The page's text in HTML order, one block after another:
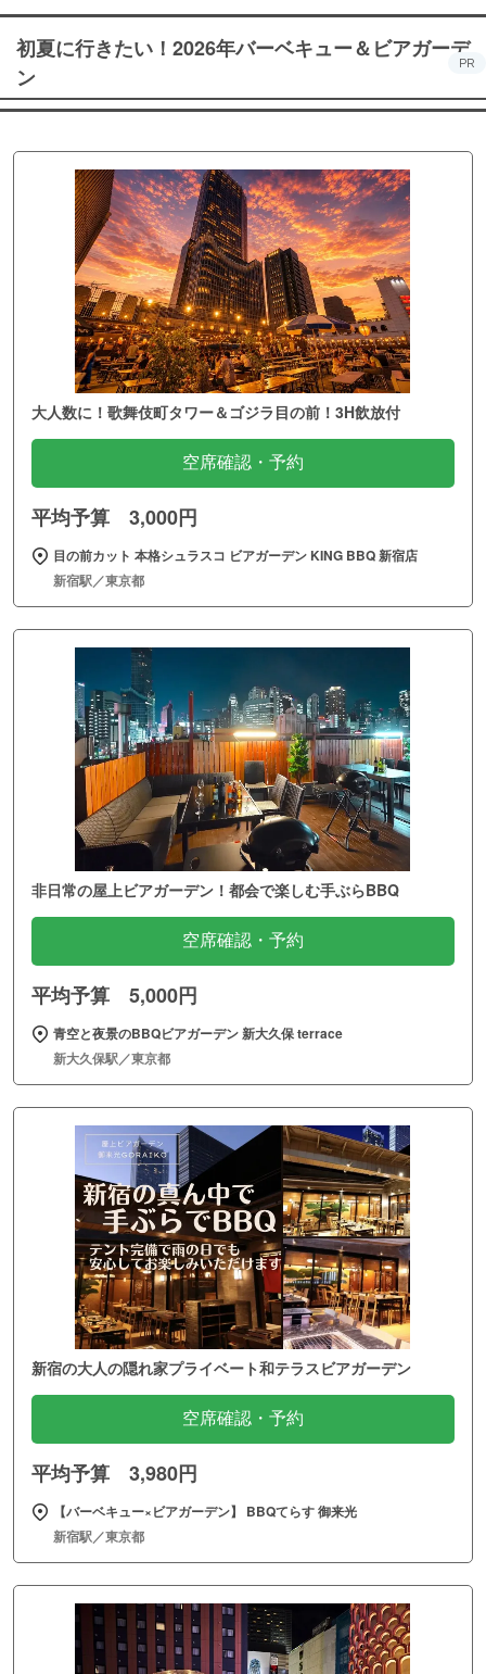
初夏に行きたい！2026年バーベキュー＆ビアガーデ
ン
PR
大人数に！歌舞伎町タワー＆ゴジラ目の前！3H飲放付
空席確認・予約
平均予算 3,000円
目の前カット 本格シュラスコ ビアガーデン KING BBQ 新宿店
新宿駅／東京都
非日常の屋上ビアガーデン！都会で楽しむ手ぶらBBQ
空席確認・予約
平均予算 5,000円
青空と夜景のBBQビアガーデン 新大久保 terrace
新大久保駅／東京都
新宿の大人の隠れ家プライベート和テラスビアガーデン
空席確認・予約
平均予算 3,980円
【バーベキュー×ビアガーデン】 BBQてらす 御来光
新宿駅／東京都